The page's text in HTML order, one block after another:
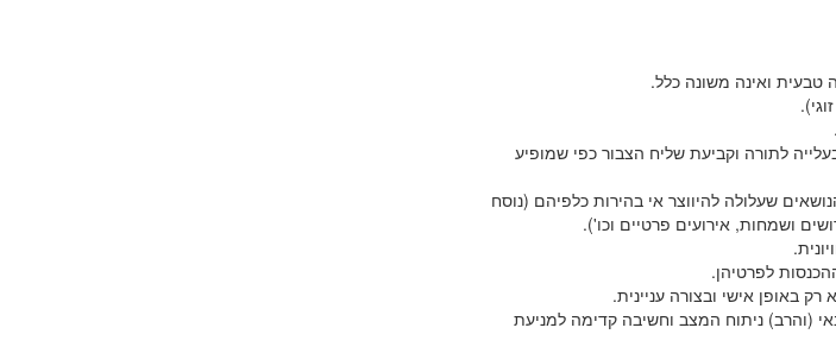
ואינה משונה כלל.
לתורה וקביעת שליח הצבור כפי שמופיע
שעלולה להיווצר אי בהירות כלפיהם (נוסח
ושמחות, אירועים פרטיים וכו').
לפרטיהן.
באופן אישי ובצורה עניינית.
(והרב) ניתוח המצב וחשיבה קדימה למניעת